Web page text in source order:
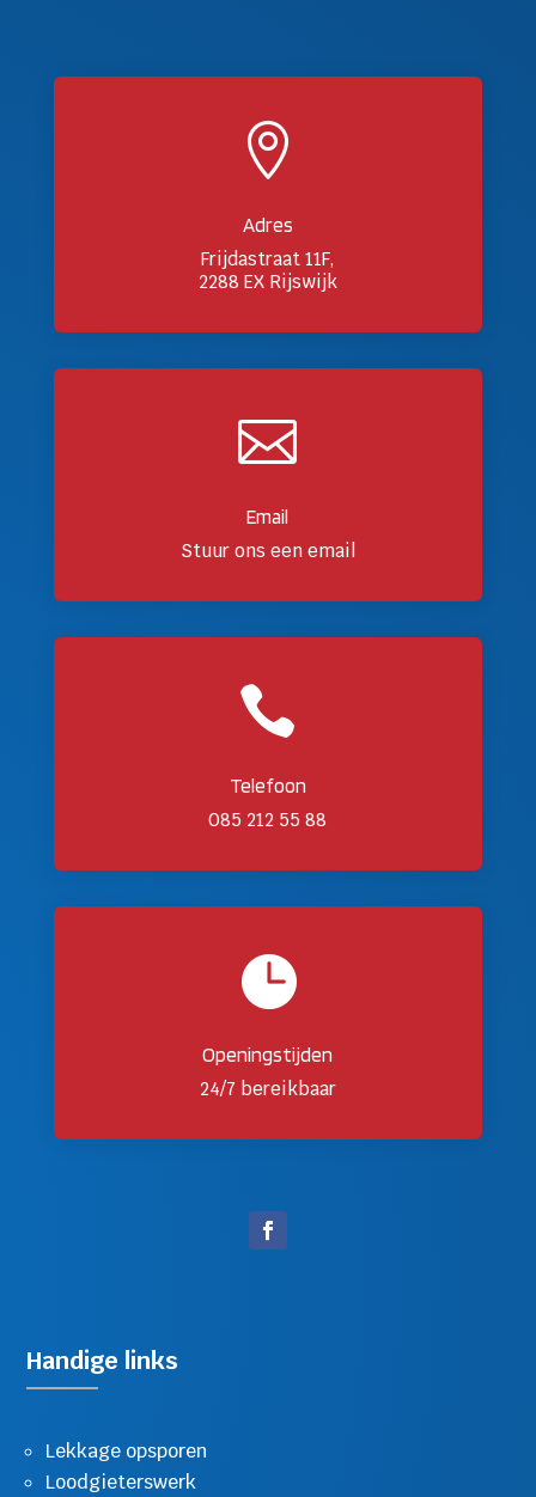

Adres
Frijdastraat 11F,
2288 EX Rijswijk

Email
Stuur ons een email

Telefoon
085 212 55 88

Openingstijden
24/7 bereikbaar
Handige links
Lekkage opsporen
Loodgieterswerk